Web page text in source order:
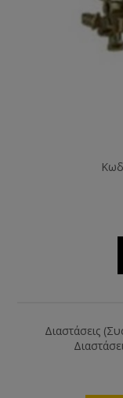
Διαστάσεις